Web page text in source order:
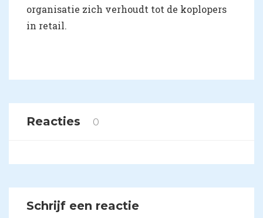
organisatie zich verhoudt tot de koplopers
in retail.
Reacties 0
Schrijf een reactie